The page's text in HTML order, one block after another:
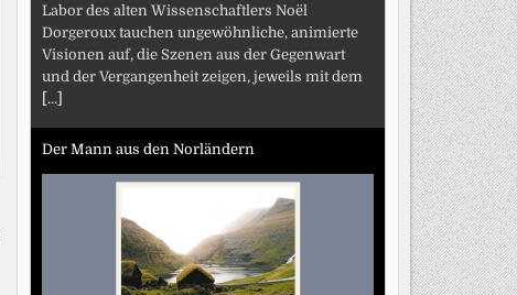
Labor des alten Wissenschaftlers Noël
Dorgeroux tauchen ungewöhnliche, animierte
Visionen auf, die Szenen aus der Gegenwart
und der Vergangenheit zeigen, jeweils mit dem
[...]
Der Mann aus den Norländern